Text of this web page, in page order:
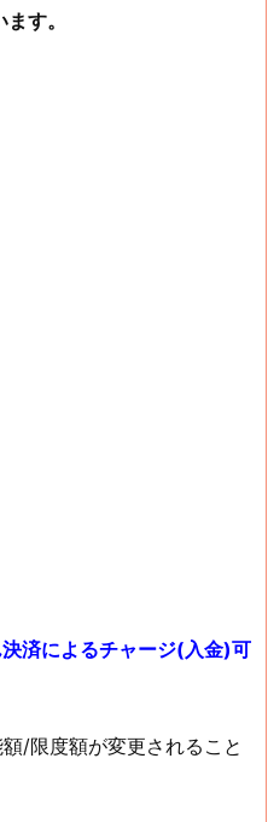
す。
済によるチャージ(入金)可
/限度額が変更されること